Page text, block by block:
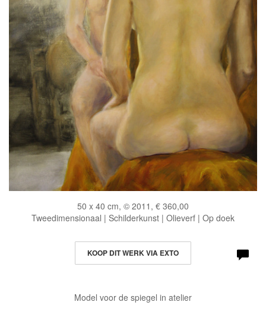
50 x 40 cm, © 2011, € 360,00
Tweedimensionaal | Schilderkunst | Olieverf | Op doek
KOOP DIT WERK VIA EXTO
Model voor de spiegel in atelier